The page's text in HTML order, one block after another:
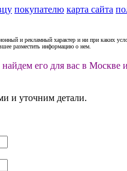
покупателю карта сайта
и рекламный характер и ни при каких
разместить информацию о нем.
его для вас в
и уточним детали.